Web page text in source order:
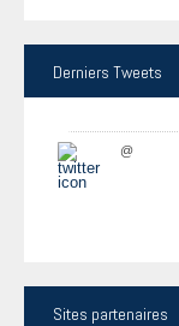
Derniers Tweets
@
Sites partenaires